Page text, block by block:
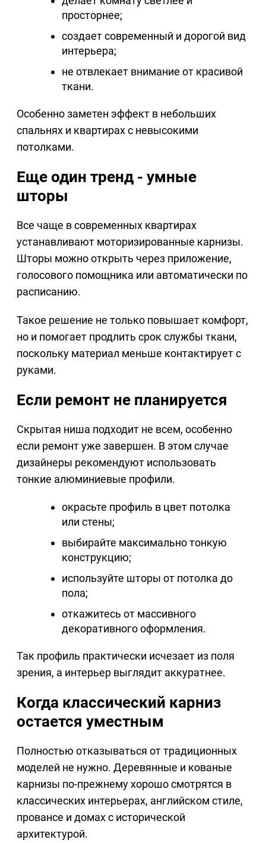
просторнее;
создает современный и дорогой вид
интерьера;
не отвлекает внимание от красивой
ткани.
Особенно заметен эффект в небольших
спальнях и квартирах с невысокими
потолками.
Еще один тренд - умные
шторы
Все чаще в современных квартирах
устанавливают моторизированные карнизы.
Шторы можно открыть через приложение,
голосового помощника или автоматически по
расписанию.
Такое решение не только повышает комфорт,
но и помогает продлить срок службы ткани,
поскольку материал меньше контактирует с
руками.
Если ремонт не планируется
Скрытая ниша подходит не всем, особенно
если ремонт уже завершен. В этом случае
дизайнеры рекомендуют использовать
тонкие алюминиевые профили.
окрасьте профиль в цвет потолка
или стены;
выбирайте максимально тонкую
конструкцию;
используйте шторы от потолка до
пола;
откажитесь от массивного
декоративного оформления.
Так профиль практически исчезает из поля
зрения, а интерьер выглядит аккуратнее.
Когда классический карниз
остается уместным
Полностью отказываться от традиционных
моделей не нужно. Деревянные и кованые
карнизы по-прежнему хорошо смотрятся в
классических интерьерах, английском стиле,
провансе и домах с исторической
архитектурой.